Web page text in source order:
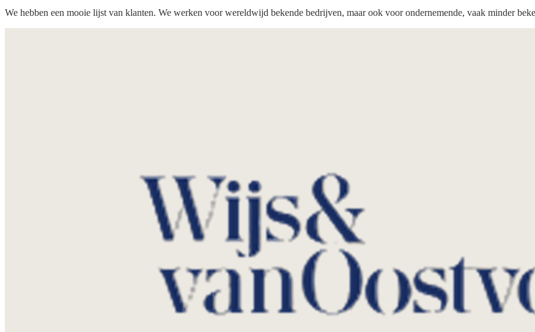
We hebben een mooie lijst van klanten. We werken voor wereldwijd bekende bedrijven, maar ook voor ondernemende, vaak minder